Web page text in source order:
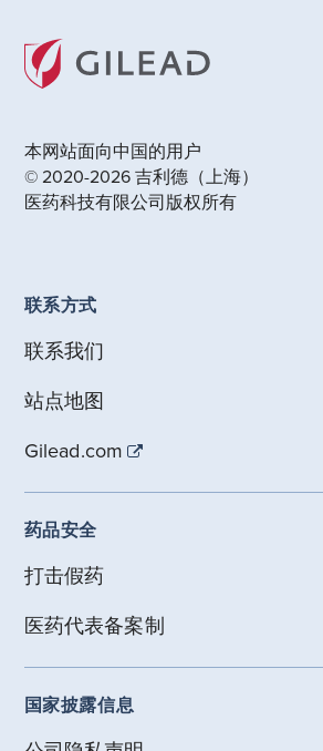
本网站面向中国的用户
© 2020-2026 吉利德（上海）
医药科技有限公司版权所有
联系方式
联系我们
站点地图
Gilead.com
药品安全
打击假药
医药代表备案制
国家披露信息